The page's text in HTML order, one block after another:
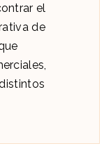
el
de